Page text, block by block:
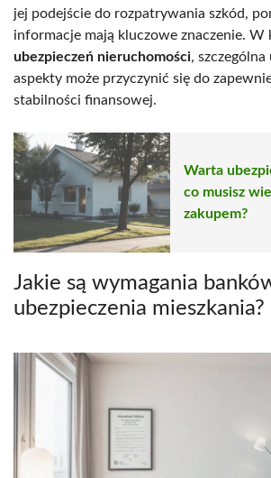
jej podejście do rozpatrywania szkód,
informacje mają kluczowe znaczenie. W
ubezpieczeń nieruchomości,
aspekty może przyczynić się do
stabilności finansowej.
Warta
co musisz
zakupem?
Jakie są wymagania
ubezpieczenia mieszkania?